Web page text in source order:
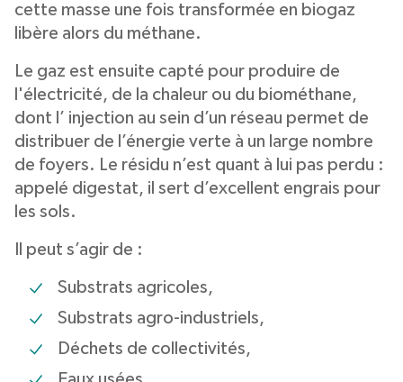
cette masse une fois transformée en biogaz
libère alors du méthane.
Le gaz est ensuite capté pour produire de
l'électricité, de la chaleur ou du biométhane,
dont l’ injection au sein d’un réseau permet de
distribuer de l’énergie verte à un large nombre
de foyers. Le résidu n’est quant à lui pas perdu :
appelé digestat, il sert d’excellent engrais pour
les sols.
Il peut s’agir de :
Substrats agricoles,
Substrats agro-industriels,
Déchets de collectivités,